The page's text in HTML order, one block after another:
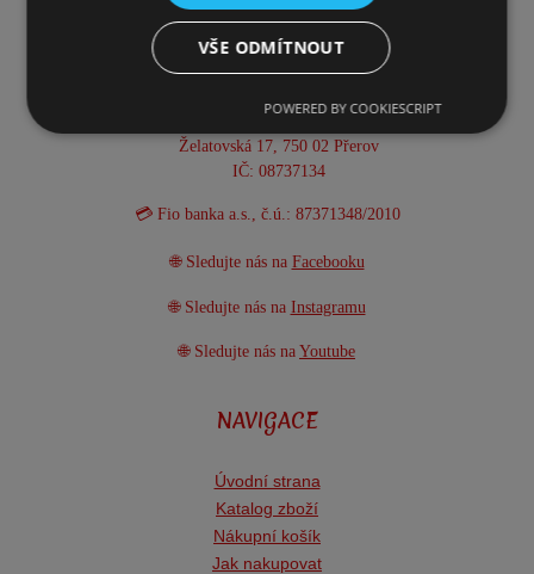
📦 Provozní doba: Po-Pá 8:00-15:30 h
Želatovská 17, 750 02 Přerov
IČ: 08737134
💳 Fio banka a.s., č.ú.: 87371348/2010
🌐 Sledujte nás na Facebooku
🌐 Sledujte nás na Instagramu
🌐 Sledujte nás na Youtube
NAVIGACE
Úvodní strana
Katalog zboží
Nákupní košík
Jak nakupovat
VŠE ODMÍTNOUT
POWERED BY COOKIESCRIPT